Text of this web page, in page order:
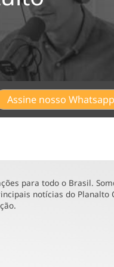
Assine nosso Whatsapp
para todo o Brasil.
notícias do Planalto